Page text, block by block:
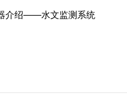
介绍——水文监测系统